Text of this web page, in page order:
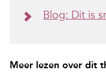
Blog: Dit is
Meer lezen over dit